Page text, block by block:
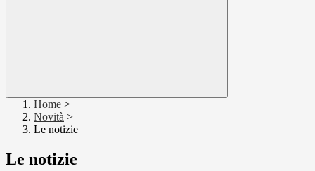
Home >
Novità >
Le notizie
Le notizie